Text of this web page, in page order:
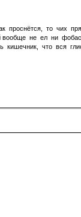
то чих
вообще не ел ни
что вся